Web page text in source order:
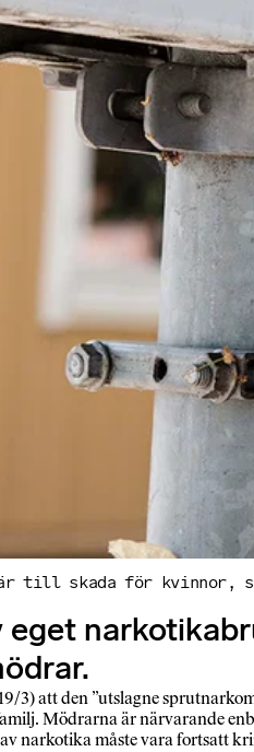
till skada för kvinnor,
3) att den ”utslagne
Mödrarna är närvarande
narkotika måste vara fortsatt